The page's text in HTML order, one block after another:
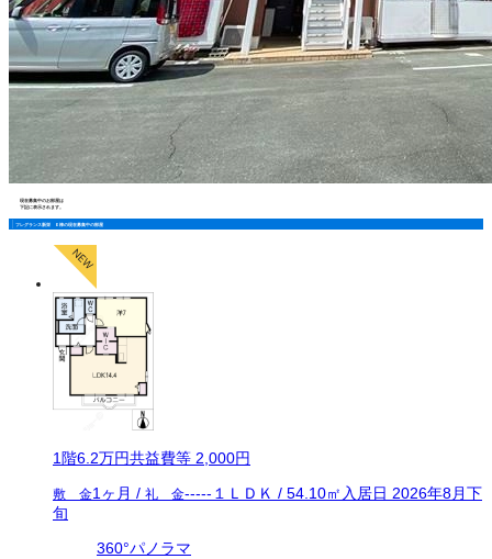
現在募集中のお部屋は
下記に表示されます。
フレグランス新栄 Ｅ棟の現在募集中の部屋
1階6.2万円共益費等 2,000円
敷 金1ヶ月 / 礼 金----- １ＬＤＫ / 54.10㎡ 入居日 2026年8月下
旬
360°パノラマ